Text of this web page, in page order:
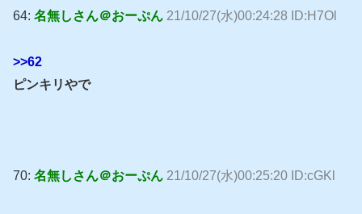
64: 名無しさん＠おーぷん 21/10/27(水)00:24:28 ID:H7Ol
>>62
ピンキリやで
70: 名無しさん＠おーぷん 21/10/27(水)00:25:20 ID:cGKl